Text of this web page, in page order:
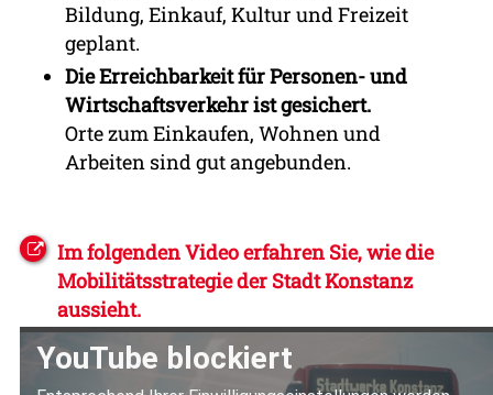
Bildung, Einkauf, Kultur und Freizeit
geplant.
Die Erreichbarkeit für Personen- und
Wirtschaftsverkehr ist gesichert.
Orte zum Einkaufen, Wohnen und
Arbeiten sind gut angebunden.
Im folgenden Video erfahren Sie, wie die
Mobilitätsstrategie der Stadt Konstanz
aussieht.